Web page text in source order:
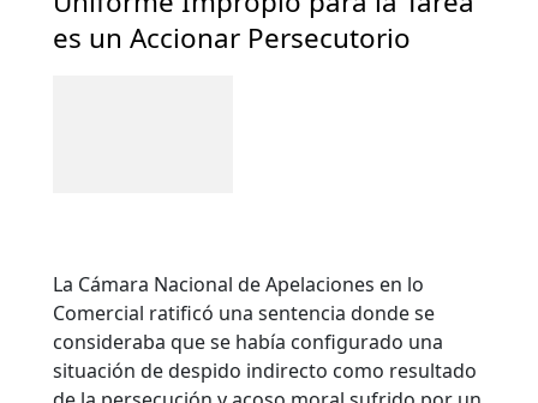
es un Accionar Persecutorio
La Cámara Nacional de Apelaciones en lo
Comercial ratificó una sentencia donde se
consideraba que se había configurado una
situación de despido indirecto como resultado